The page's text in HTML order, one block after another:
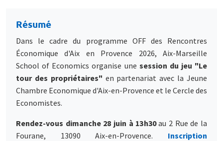
Résumé
Dans le cadre du programme OFF des Rencontres
Économique d'Aix en Provence 2026, Aix-Marseille
School of Economics organise une session du jeu "Le
tour des propriétaires" en partenariat avec la Jeune
Chambre Economique d'Aix-en-Provence et le Cercle des
Economistes.
Rendez-vous dimanche 28 juin à 13h30au 2 Rue de la
Fourane, 13090 Aix-en-Provence. Inscription